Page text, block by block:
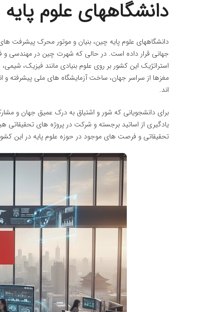
دانشگاههای علوم
دانشگاههای علوم پایه چین، بنیان و موتور محرک پیشرفت
جهانی قرار داده است. در حالی که شهرت چین در مهندسی و
استراتژیک این کشور بر روی علوم بنیادی مانند فیزیک،
مغزها از سراسر جهان، ساخت آزمایشگاه های ملی پیشرفته و
اند.
برای دانشجویانی که شور و اشتیاق به درک عمیق جهان و
یادگیری از اساتید برجسته و شرکت در پروژه های تحقیقاتی
تحقیقاتی و فرصت های موجود در حوزه علوم پایه در این کشور